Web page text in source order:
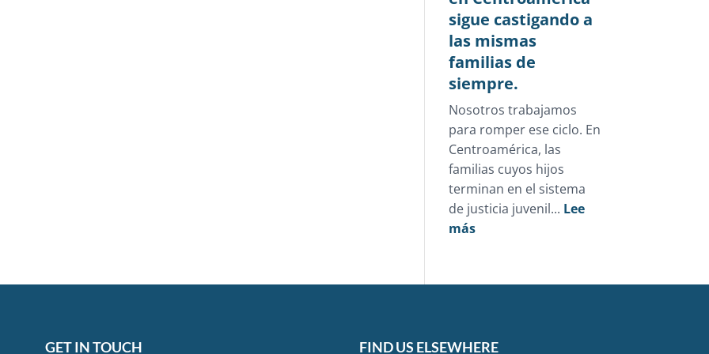
sigue castigando a
las mismas
familias de
siempre.
Nosotros trabajamos
para romper ese ciclo. En
Centroamérica, las
familias cuyos hijos
terminan en el sistema
de justicia juvenil... Lee
más:
juvenil
sigue
GET IN TOUCH FIND US ELSEWHERE